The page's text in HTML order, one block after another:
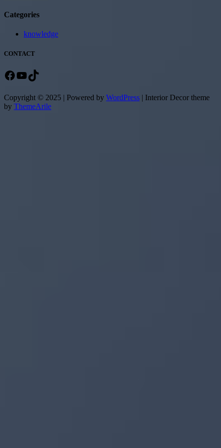
Categories
knowledge
CONTACT
Facebook
YouTube
TikTok
Copyright © 2025 | Powered by WordPress | Interior Decor theme
by ThemeArile